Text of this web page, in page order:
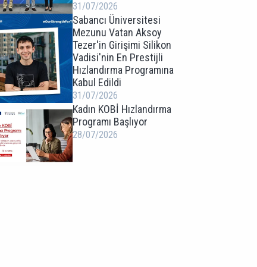
31/07/2026
Sabancı Üniversitesi
Mezunu Vatan Aksoy
Tezer'in Girişimi Silikon
Vadisi'nin En Prestijli
Hızlandırma Programına
Kabul Edildi
31/07/2026
Kadın KOBİ Hızlandırma
Programı Başlıyor
28/07/2026